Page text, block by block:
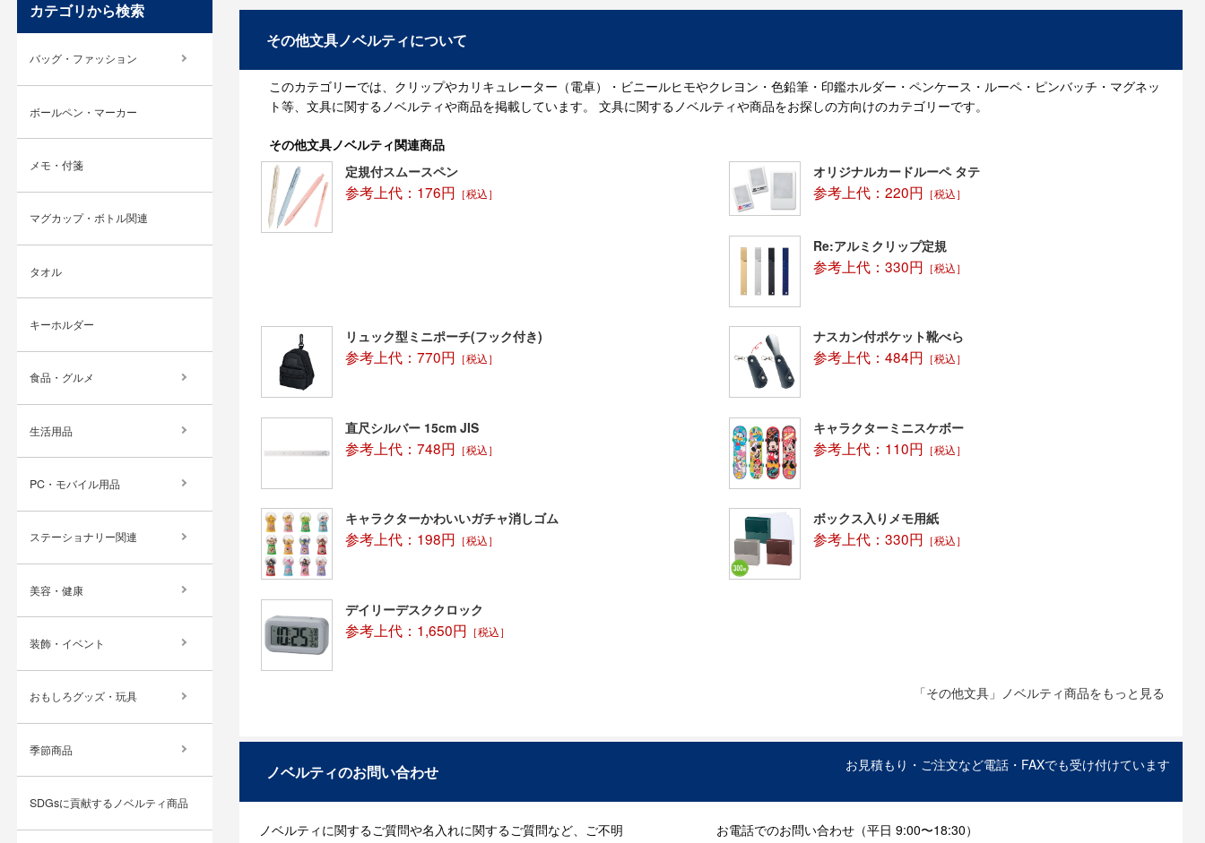
その他文具ノベルティについて
このカテゴリーでは、クリップやカリキュレーター（電卓）・ビニールヒモやクレヨン・色鉛筆・印鑑ホルダー・ペンケース・ルーペ・ピンバッチ・マグネッ
ト等、文具に関するノベルティや商品を掲載しています。 文具に関するノベルティや商品をお探しの方向けのカテゴリーです。
その他文具ノベルティ関連商品
定規付スムースペン
参考上代：176円 ［税込］
オリジナルカードルーペ タテ
参考上代：220円 ［税込］
Re:アルミクリップ定規
参考上代：330円 ［税込］
リュック型ミニポーチ(フック付き)
参考上代：770円 ［税込］
ナスカン付ポケット靴べら
参考上代：484円 ［税込］
直尺シルバー 15cm JIS
参考上代：748円 ［税込］
キャラクターミニスケボー
参考上代：110円 ［税込］
キャラクターかわいいガチャ消しゴム
参考上代：198円 ［税込］
ボックス入りメモ用紙
参考上代：330円 ［税込］
デイリーデスククロック
参考上代：1,650円 ［税込］
「その他文具」ノベルティ商品をもっと見る
ノベルティのお問い合わせ お見積もり・ご注文など電話・FAXでも受け付けています
ノベルティに関するご質問や名入れに関するご質問など、ご不明
お電話でのお問い合わせ（平日 9:00〜18:30）
カテゴリから検索
バッグ・ファッション
ボールペン・マーカー
メモ・付箋
マグカップ・ボトル関連
タオル
キーホルダー
食品・グルメ
生活用品
PC・モバイル用品
ステーショナリー関連
美容・健康
装飾・イベント
おもしろグッズ・玩具
季節商品
SDGsに貢献するノベルティ商品